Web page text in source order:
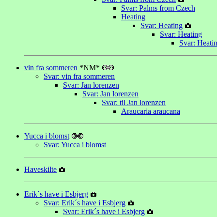
Svar: Palms from Czech
Heating
Svar: Heating
Svar: Heating
Svar:
vin fra sommeren *NM*
Svar: vin fra sommeren
Svar: Jan lorenzen
Svar: Jan lorenzen
Svar: til Jan lorenzen
Araucaria araucana
Yucca i blomst
Svar: Yucca i blomst
Haveskilte
Erik´s have i Esbjerg
Svar: Erik´s have i Esbjerg
Svar: Erik´s have i Esbjerg